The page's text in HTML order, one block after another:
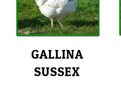
GALLINA
SUSSEX